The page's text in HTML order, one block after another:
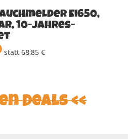
Ei650,
10-Jahres-
statt 68,85 €
Deals <<